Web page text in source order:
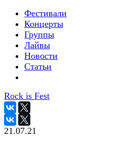
Фестивали
Концерты
Группы
Лайвы
Новости
Статьи
Rock is Fest
21.07.21